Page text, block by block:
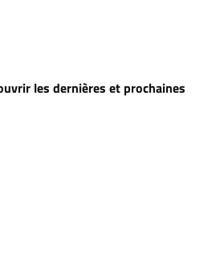
les dernières et prochaines